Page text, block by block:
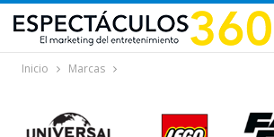
Inicio Marcas